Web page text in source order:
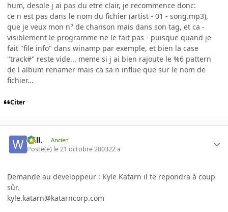
hum, desole j ai pas du etre clair, je recommence donc:
ce n est pas dans le nom du fichier (artist - 01 - song.mp3),
que je veux mon n° de chanson mais dans son tag, et ca -
visiblement le programme ne le fait pas - puisque quand je
fait "file info" dans winamp par exemple, et bien la case
"track#" reste vide... meme si j ai bien rajoute le %6 pattern
de l album renamer mais ca sa n influe que sur le nom de
fichier...
Citer
Will. Ancien
Posté(e) le 21 octobre 200322 a
Demande au developpeur : Kyle Katarn il te repondra à coup
sûr.
kyle.katarn@katarncorp.com